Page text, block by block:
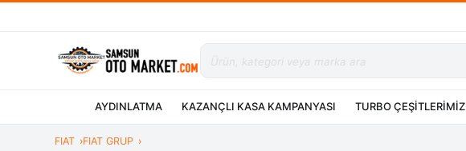
AYDINLATMA KAZANÇLI KASA KAMPANYASI TURBO ÇEŞİTLERİMİZ
FIAT FIAT GRUP